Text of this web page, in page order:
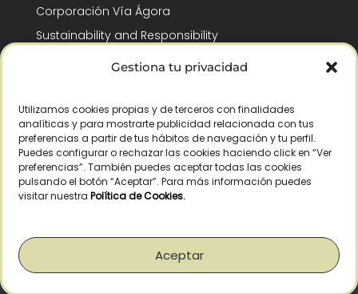
Gestiona tu privacidad
Utilizamos cookies propias y de terceros con finalidades
analíticas y para mostrarte publicidad relacionada con tus
preferencias a partir de tus hábitos de navegación y tu perfil.
Puedes configurar o rechazar las cookies haciendo click en “Ver
preferencias”. También puedes aceptar todas las cookies
pulsando el botón “Aceptar”. Para más información puedes
visitar nuestra Política de Cookies.
Aceptar
Corporación Vía Ágora
Sustainability and Responsibility
CSR and Fundación Gómez-Pintado
Recognitions
Legal warning|Privacy policy|Cookies policy|Right of withdrawal